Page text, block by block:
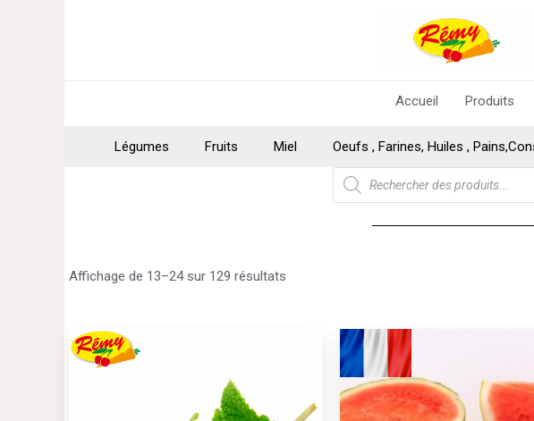
Accueil Produits
Légumes Fruits Miel Oeufs , Farines, Huiles ,
Recherche
de
produits
Affichage de 13–24 sur 129 résultats
produit
plusieurs